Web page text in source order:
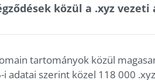
közül a .xyz
tartományok közül
i adatai szerint közel 118 000